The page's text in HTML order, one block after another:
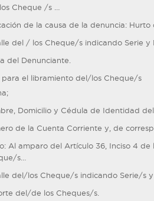
Cheque /s …
de la causa de la denuncia: Hurto
del / los Cheque/s indicando Serie y
del Denunciante.
para el libramiento del/los Cheque/s
Domicilio y Cédula de Identidad
de la Cuenta Corriente y, de
Al amparo del Artículo 36, Inciso 4
s…
del/los Cheque/s indicando Serie/s
del/de los Cheques/s.